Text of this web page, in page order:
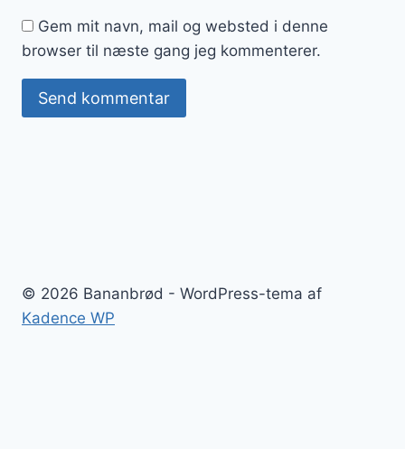
Gem mit navn, mail og websted i denne
browser til næste gang jeg kommenterer.
© 2026 Bananbrød - WordPress-tema af
Kadence WP